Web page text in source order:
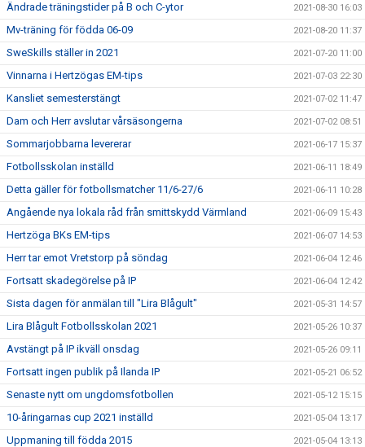
Ändrade träningstider på B och C-ytor 2021-08-30 16:03
Mv-träning för födda 06-09 2021-08-20 11:37
SweSkills ställer in 2021 2021-07-20 11:00
Vinnarna i Hertzögas EM-tips 2021-07-03 22:30
Kansliet semesterstängt 2021-07-02 11:47
Dam och Herr avslutar vårsäsongerna 2021-07-02 08:51
Sommarjobbarna levererar 2021-06-17 15:37
Fotbollsskolan inställd 2021-06-11 18:49
Detta gäller för fotbollsmatcher 11/6-27/6 2021-06-11 10:28
Angående nya lokala råd från smittskydd Värmland 2021-06-09 15:43
Hertzöga BKs EM-tips 2021-06-07 14:53
Herr tar emot Vretstorp på söndag 2021-06-04 12:46
Fortsatt skadegörelse på IP 2021-06-04 12:42
Sista dagen för anmälan till "Lira Blågult" 2021-05-31 14:57
Lira Blågult Fotbollsskolan 2021 2021-05-26 10:37
Avstängt på IP ikväll onsdag 2021-05-26 09:11
Fortsatt ingen publik på Ilanda IP 2021-05-21 06:52
Senaste nytt om ungdomsfotbollen 2021-05-12 15:15
10-åringarnas cup 2021 inställd 2021-05-04 13:17
Uppmaning till födda 2015 2021-05-04 13:13